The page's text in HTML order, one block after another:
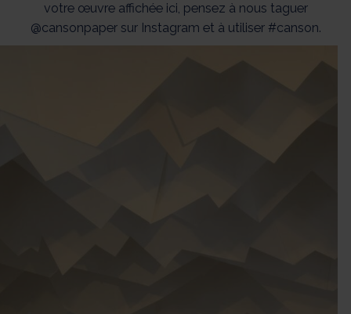
votre œuvre affichée ici, pensez à nous taguer
@cansonpaper sur Instagram et à utiliser #canson.